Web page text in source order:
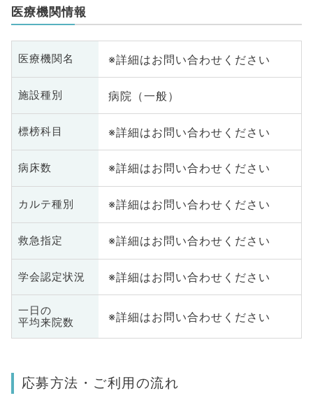
医療機関情報
医療機関名 ※詳細はお問い合わせください
施設種別 病院（一般）
標榜科目 ※詳細はお問い合わせください
病床数 ※詳細はお問い合わせください
カルテ種別 ※詳細はお問い合わせください
救急指定 ※詳細はお問い合わせください
学会認定状況 ※詳細はお問い合わせください
一日の
平均来院数
※詳細はお問い合わせください
応募方法・ご利用の流れ